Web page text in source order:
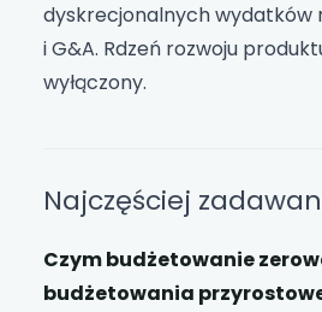
dyskrecjonalnych wydatków
i G&A. Rdzeń rozwoju
wyłączony.
Najczęściej
Czym budżetowanie
budżetowania